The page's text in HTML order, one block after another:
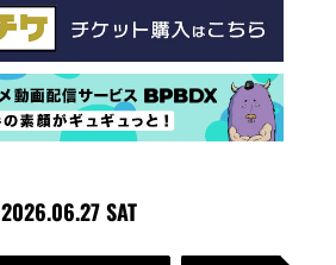
2026.06.27 SAT